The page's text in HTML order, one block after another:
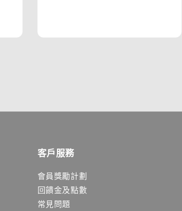
客戶服務
會員獎勵計劃
回饋金及點數
常見問題